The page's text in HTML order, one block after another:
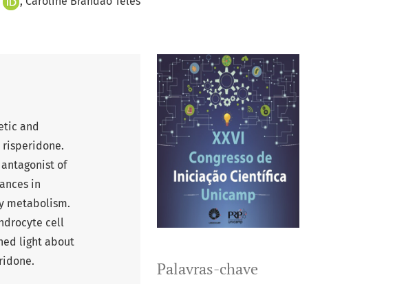
Palavras-chave
and
risperidone.
of
in
metabolism.
cell
light about